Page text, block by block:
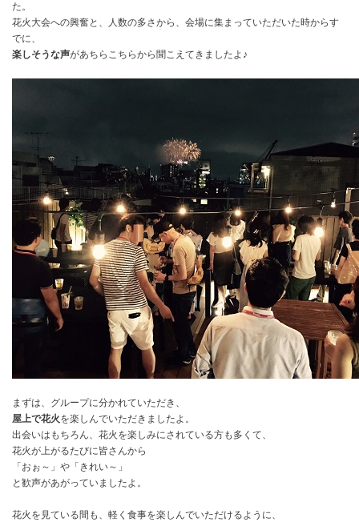
た。
花火大会への興奮と、人数の多さから、会場に集まっていただいた時からす
でに、
楽しそうな声があちらこちらから聞こえてきましたよ♪
まずは、グループに分かれていただき、
屋上で花火を楽しんでいただきましたよ。
出会いはもちろん、花火を楽しみにされている方も多くて、
花火が上がるたびに皆さんから
「おぉ～」や「きれい～」
と歓声があがっていましたよ。
花火を見ている間も、軽く食事を楽しんでいただけるように、